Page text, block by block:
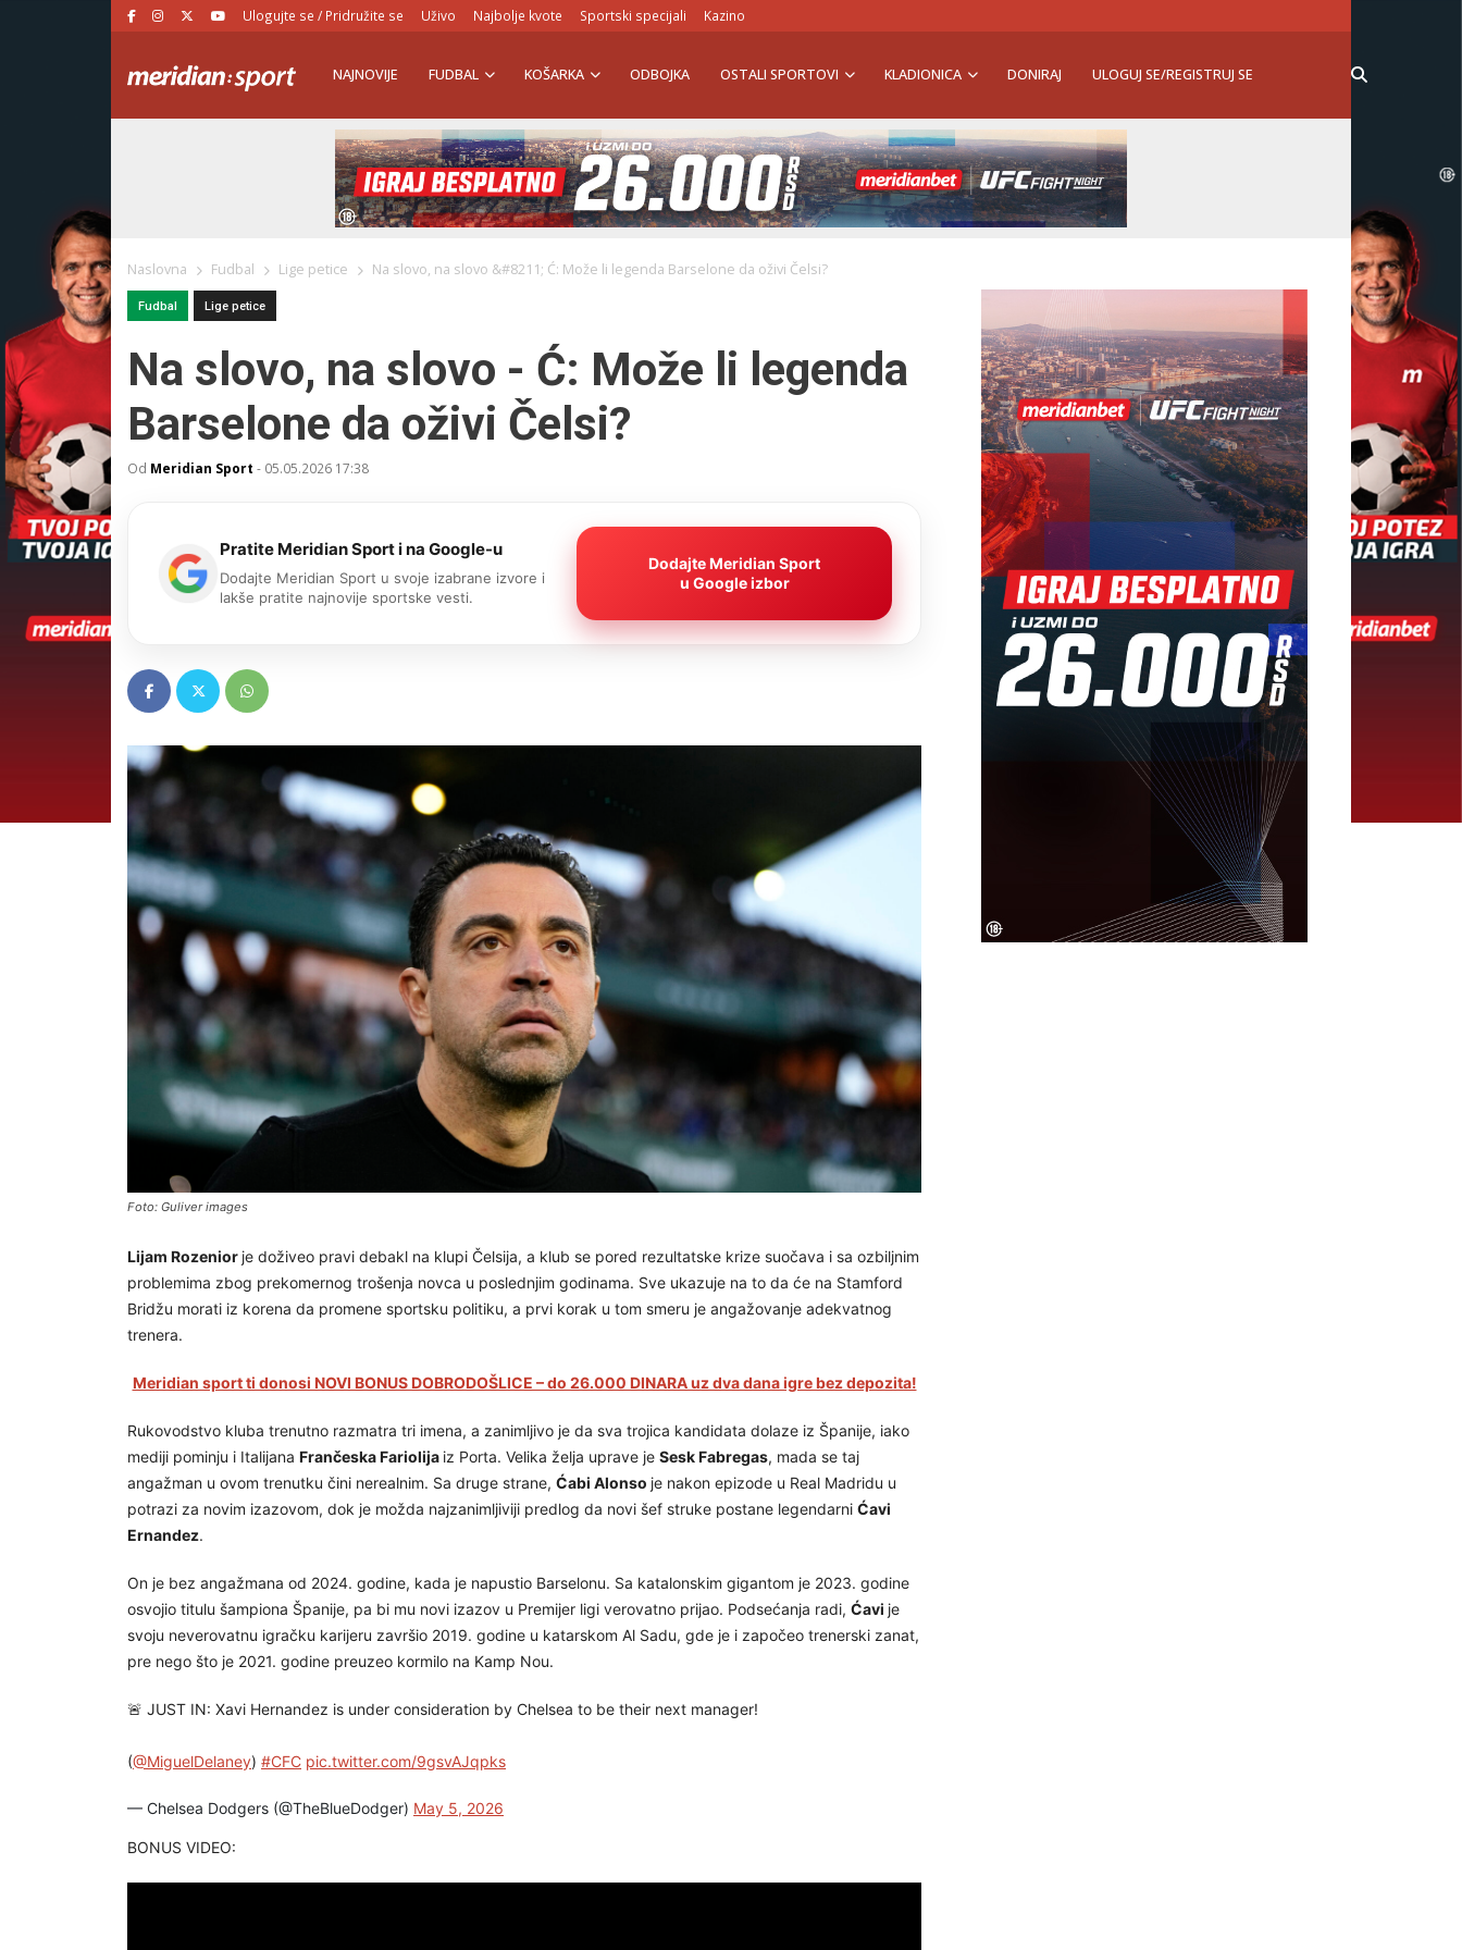
Ulogujte se / Pridružite se Uživo Najbolje kvote Sportski specijali Kazino
NAJNOVIJE FUDBAL KOŠARKA ODBOJKA OSTALI SPORTOVI KLADIONICA DONIRAJ ULOGUJ SE/REGISTRUJ SE
Naslovna Fudbal Lige petice Na slovo, na slovo &#8211; Ć: Može li legenda Barselone da oživi Čelsi?
Fudbal Lige petice
Na slovo, na slovo - Ć: Može li legenda
Barselone da oživi Čelsi?
Od Meridian Sport - 05.05.2026 17:38
Pratite Meridian Sport i na Google-u
Dodajte Meridian Sport u svoje izabrane izvore i
lakše pratite najnovije sportske vesti.
Dodajte Meridian Sport
u Google izbor
Foto: Guliver images
Lijam Rozenior je doživeo pravi debakl na klupi Čelsija, a klub se pored rezultatske krize suočava i sa ozbiljnim
problemima zbog prekomernog trošenja novca u poslednjim godinama. Sve ukazuje na to da će na Stamford
Bridžu morati iz korena da promene sportsku politiku, a prvi korak u tom smeru je angažovanje adekvatnog
trenera.
Meridian sport ti donosi NOVI BONUS DOBRODOŠLICE – do 26.000 DINARA uz dva dana igre bez depozita!
Rukovodstvo kluba trenutno razmatra tri imena, a zanimljivo je da sva trojica kandidata dolaze iz Španije, iako
mediji pominju i Italijana Frančeska Fariolija iz Porta. Velika želja uprave je Sesk Fabregas, mada se taj
angažman u ovom trenutku čini nerealnim. Sa druge strane, Ćabi Alonso je nakon epizode u Real Madridu u
potrazi za novim izazovom, dok je možda najzanimljiviji predlog da novi šef struke postane legendarni Ćavi
Ernandez.
On je bez angažmana od 2024. godine, kada je napustio Barselonu. Sa katalonskim gigantom je 2023. godine
osvojio titulu šampiona Španije, pa bi mu novi izazov u Premijer ligi verovatno prijao. Podsećanja radi, Ćavi je
svoju neverovatnu igračku karijeru završio 2019. godine u katarskom Al Sadu, gde je i započeo trenerski zanat,
pre nego što je 2021. godine preuzeo kormilo na Kamp Nou.
🚨 JUST IN: Xavi Hernandez is under consideration by Chelsea to be their next manager!
(@MiguelDelaney) #CFC pic.twitter.com/9gsvAJqpks
— Chelsea Dodgers (@TheBlueDodger) May 5, 2026
BONUS VIDEO: